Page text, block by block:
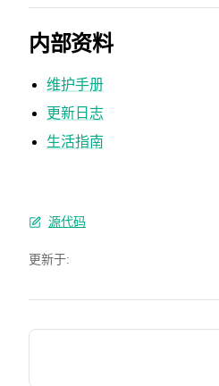
内部资料
维护手册
更新日志
生活指南
源代码
更新于:
Pager